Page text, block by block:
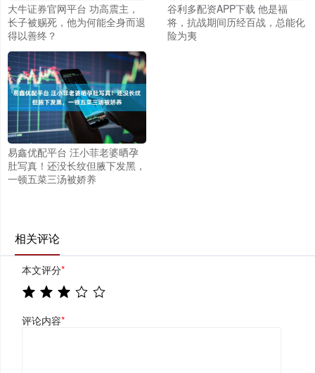
大牛证券官网平台 功高震主，
长子被赐死，他为何能全身而退
得以善终？
谷利多配资APP下载 他是福
将，抗战期间历经百战，总能化
险为夷
易鑫优配平台 汪小菲老婆晒孕
肚写真！还没长纹但腋下发黑，
一顿五菜三汤被娇养
相关评论
本文评分*
评论内容*